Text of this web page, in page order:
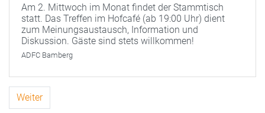
Am 2. Mittwoch im Monat findet der Stammtisch
statt. Das Treffen im Hofcafé (ab 19:00 Uhr) dient
zum Meinungsaustausch, Information und
Diskussion. Gäste sind stets willkommen!
ADFC Bamberg
Weiter